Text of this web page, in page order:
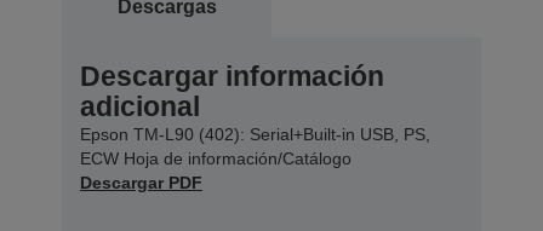
Descargas
Descargar información
adicional
Epson TM-L90 (402): Serial+Built-in USB, PS,
ECW Hoja de información/Catálogo
Descargar PDF